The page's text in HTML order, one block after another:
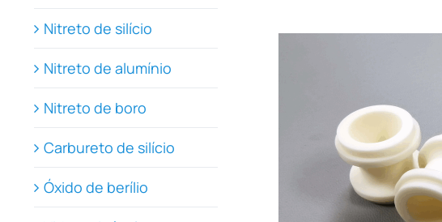
Nitreto de silício
Nitreto de alumínio
Nitreto de boro
Carbureto de silício
Óxido de berílio